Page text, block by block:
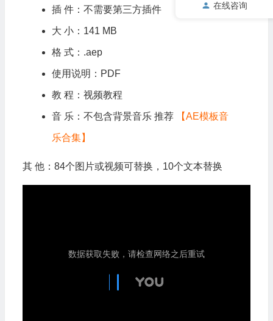
插 件：不需要第三方插件
大 小：141 MB
格 式：.aep
使用说明：PDF
教 程：视频教程
音 乐：不包含背景音乐 推荐 【AE模板音
乐合集】
其 他：84个图片或视频可替换，10个文本替换
在线咨询